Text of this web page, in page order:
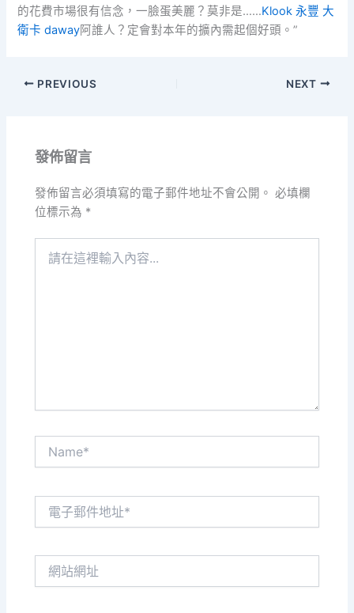
的花費市場很有信念，一臉蛋美麗？莫非是……Klook 永豐 大
衛卡 daway阿誰人？定會對本年的擴內需起個好頭。”
PREVIOUS NEXT
發佈留言
發佈留言必須填寫的電子郵件地址不會公開。 必填欄
位標示為 *